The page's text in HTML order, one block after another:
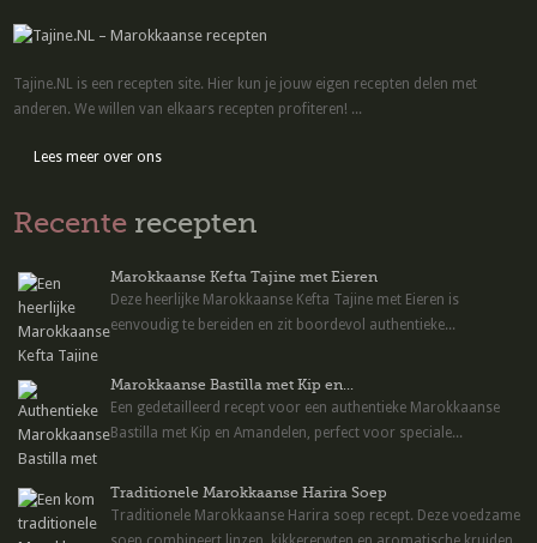
Tajine.NL is een recepten site. Hier kun je jouw eigen recepten delen met
anderen. We willen van elkaars recepten profiteren! ...
Lees meer over ons
Recente recepten
Marokkaanse Kefta Tajine met Eieren
Deze heerlijke Marokkaanse Kefta Tajine met Eieren is
eenvoudig te bereiden en zit boordevol authentieke...
Marokkaanse Bastilla met Kip en...
Een gedetailleerd recept voor een authentieke Marokkaanse
Bastilla met Kip en Amandelen, perfect voor speciale...
Traditionele Marokkaanse Harira Soep
Traditionele Marokkaanse Harira soep recept. Deze voedzame